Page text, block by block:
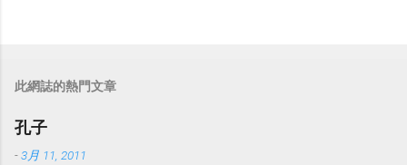
此網誌的熱門文章
孔子
-3月 11, 2011